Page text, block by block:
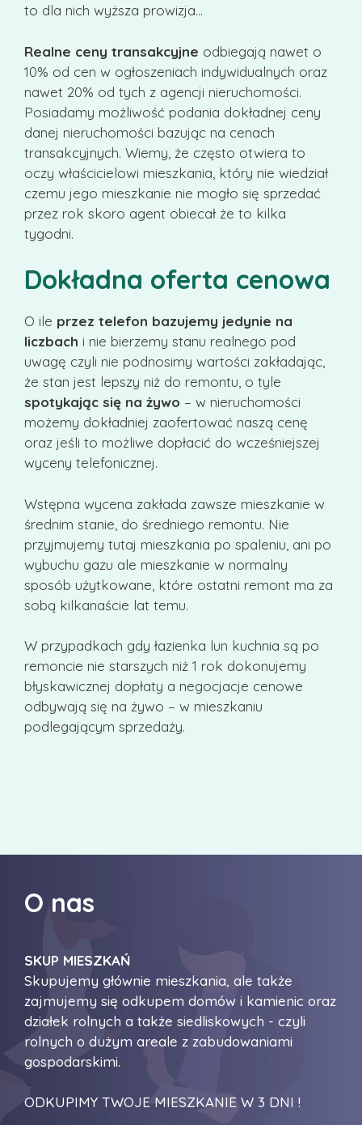
to dla nich wyższa prowizja…
Realne ceny transakcyjne odbiegają nawet o
10% od cen w ogłoszeniach indywidualnych oraz
nawet 20% od tych z agencji nieruchomości.
Posiadamy możliwość podania dokładnej ceny
danej nieruchomości bazując na cenach
transakcyjnych. Wiemy, że często otwiera to
oczy właścicielowi mieszkania, który nie wiedział
czemu jego mieszkanie nie mogło się sprzedać
przez rok skoro agent obiecał że to kilka
tygodni.
Dokładna oferta cenowa
O ile przez telefon bazujemy jedynie na
liczbach i nie bierzemy stanu realnego pod
uwagę czyli nie podnosimy wartości zakładając,
że stan jest lepszy niż do remontu, o tyle
spotykając się na żywo – w nieruchomości
możemy dokładniej zaofertować naszą cenę
oraz jeśli to możliwe dopłacić do wcześniejszej
wyceny telefonicznej.
Wstępna wycena zakłada zawsze mieszkanie w
średnim stanie, do średniego remontu. Nie
przyjmujemy tutaj mieszkania po spaleniu, ani po
wybuchu gazu ale mieszkanie w normalny
sposób użytkowane, które ostatni remont ma za
sobą kilkanaście lat temu.
W przypadkach gdy łazienka lun kuchnia są po
remoncie nie starszych niż 1 rok dokonujemy
błyskawicznej dopłaty a negocjacje cenowe
odbywają się na żywo – w mieszkaniu
podlegającym sprzedaży.
O nas
SKUP MIESZKAŃ
Skupujemy głównie mieszkania, ale także
zajmujemy się odkupem domów i kamienic oraz
działek rolnych a także siedliskowych - czyli
rolnych o dużym areale z zabudowaniami
gospodarskimi.
ODKUPIMY TWOJE MIESZKANIE W 3 DNI !